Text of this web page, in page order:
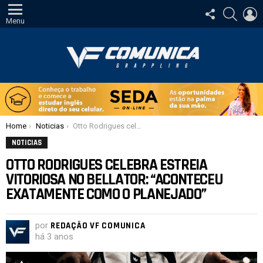
Menu
SIGA-
NOS
Você está aqui:
Home Noticias Otto Rodrigues celebra estreia vitoriosa no Bellator: “aconteceu exatamente como o planejado”
NOTICIAS
OTTO RODRIGUES CELEBRA ESTREIA
VITORIOSA NO BELLATOR: “ACONTECEU
EXATAMENTE COMO O PLANEJADO”
por REDAÇÃO VF COMUNICA
há 3 anos